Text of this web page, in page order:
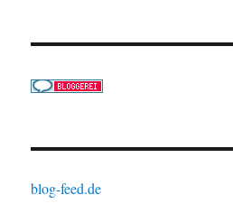
blog-feed.de